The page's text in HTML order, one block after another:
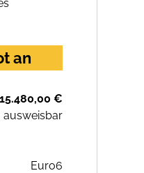
an
15.480,00 €
ausweisbar
Euro6